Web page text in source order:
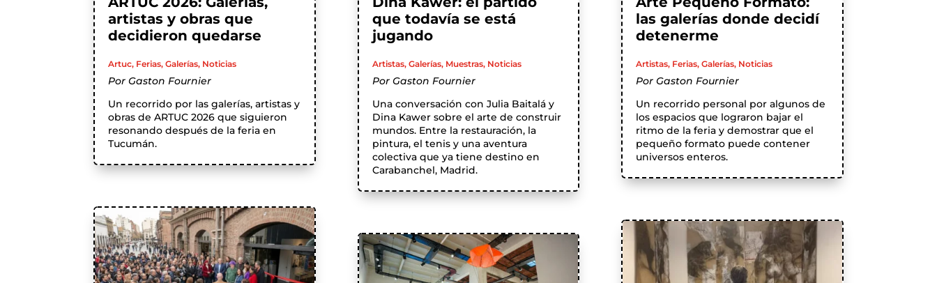
artistas y obras que
decidieron quedarse
Artuc, Ferias,Galerías, Noticias
PorGaston Fournier
Un recorrido por las galerías, artistas y
obras de ARTUC 2026 que siguieron
resonando después de la feria en
Tucumán.
que todavía se está
jugando
Artistas, Galerías, Muestras, Noticias
Por Gaston Fournier
Una conversación con Julia Baitalá y
Dina Kawer sobre el arte de construir
mundos. Entre la restauración, la
pintura, el tenis y una aventura
colectiva que ya tiene destino en
Carabanchel, Madrid.
las galerías donde decidí
detenerme
Artistas, Ferias, Galerías, Noticias
Por Gaston Fournier
Un recorrido personal por algunos de
los espacios que lograron bajar el
ritmo de la feria y demostrar que el
pequeño formato puede contener
universos enteros.